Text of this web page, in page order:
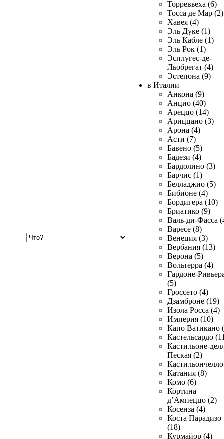
Торревьеха (6)
Тосса де Мар (2)
Хавея (4)
Эль Дуке (1)
Эль Кабле (1)
Эль Рок (1)
Эсплугес-де-
Льобрегат (4)
Эстепона (9)
в Италии
Анкона (9)
Анцио (40)
Ареццо (14)
Ариццано (3)
Арона (4)
Асти (7)
Бавено (5)
Бадези (4)
Бардолино (3)
Барчис (1)
Белладжио (5)
Бибионе (4)
Бордигера (10)
Бриатико (9)
Валь-ди-Фасса
Варесе (8)
Венеция (3)
Вербания (13)
Верона (5)
Вольтерра (4)
Гардоне-
(5)
Гроссето (4)
Дзамброне (19)
Изола Росса (4)
Империя (10)
Капо Ватикано
Кастельсардо
Кастильоне-
Пеская (2)
Катания (8)
Комо (6)
Кортина
д’Ампеццо (2)
Косенза (4)
Коста Парадизо
(18)
Курмайор (4)